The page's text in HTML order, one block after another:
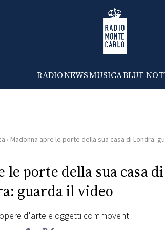
Radio Monte
RADIONEWSMUSICABLUE
› Madonna apre le porte della sua casa di Londra:
le porte della sua casa di
guarda il video
d'arte e oggetti commoventi